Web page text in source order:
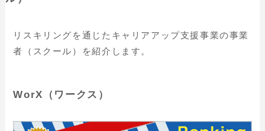
リスキリングを通じたキャリアアップ支援事業の事業
者（スクール）を紹介します。
WorX（ワークス）